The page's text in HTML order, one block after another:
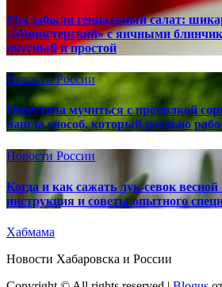
Мы забыли гениальный салат:
«Министерский» с яичными
вкусный и простой
Новости России
Перестала мучиться с прополкой
нашла способ, который реально
Новости России
Когда и как сажать лук-севок
инструкция и советы опытного
Хабмама
Новости Хабаровска и России